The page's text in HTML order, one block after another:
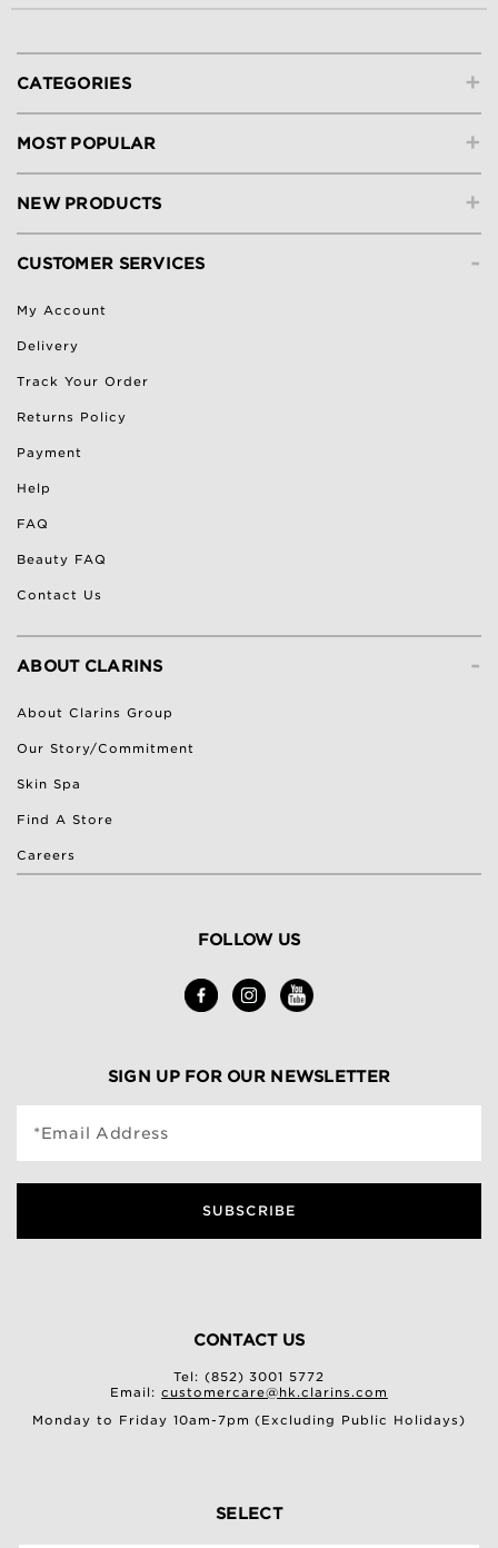
+
CATEGORIES
+
MOST POPULAR
+
NEW PRODUCTS
-
CUSTOMER SERVICES
My Account
Delivery
Track Your Order
Returns Policy
Payment
Help
FAQ
Beauty FAQ
Contact Us
-
ABOUT CLARINS
About Clarins Group
Our Story/Commitment
Skin Spa
Find A Store
Careers
FOLLOW US
SIGN UP FOR OUR NEWSLETTER
*Email Address
SUBSCRIBE
CONTACT US
Tel: (852) 3001 5772
Email:customercare@hk.clarins.com
Monday to Friday 10am-7pm (Excluding Public Holidays)
SELECT